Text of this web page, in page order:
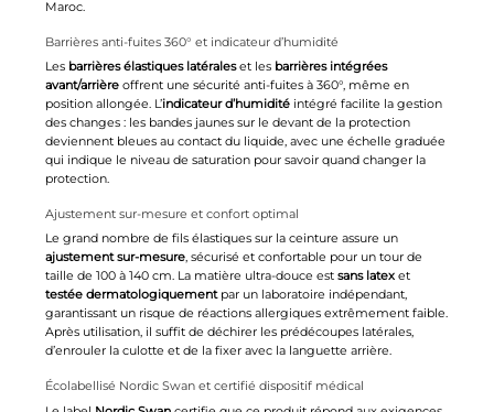
Maroc.
Barrières anti-fuites 360° et indicateur d’humidité
Les barrières élastiques latéraleset les barrières intégrées
avant/arrièreoffrent une sécurité anti-fuites à 360°, même en
position allongée. L’indicateur d’humiditéintégré facilite la gestion
des changes : les bandes jaunes sur le devant de la protection
deviennent bleues au contact du liquide, avec une échelle graduée
qui indique le niveau de saturation pour savoir quand changer la
protection.
Ajustement sur-mesure et confort optimal
Le grand nombre de fils élastiques sur la ceinture assure un
ajustement sur-mesure, sécurisé et confortable pour un tour de
taille de 100 à 140 cm. La matière ultra-douce est sans latexet
testée dermatologiquementpar un laboratoire indépendant,
garantissant un risque de réactions allergiques extrêmement faible.
Après utilisation, il suffit de déchirer les prédécoupes latérales,
d’enrouler la culotte et de la fixer avec la languette arrière.
Écolabellisé Nordic Swan et certifié dispositif médical